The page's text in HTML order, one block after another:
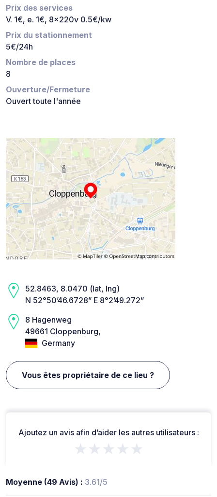
Prix des services
V. 1€, e. 1€, 8x220v 0.5€/kw
Prix du stationnement
5€/24h
Nombre de places
8
Ouverture/Fermeture
Ouvert toute l'année
52.8463, 8.0470 (lat, lng)
N 52°50’46.6728” E 8°2’49.272”
8 Hagenweg
49661 Cloppenburg,
Germany
Vous êtes propriétaire de ce lieu ?
Ajoutez un avis afin d’aider les autres utilisateurs :
★★★★★
Moyenne (49 Avis) : 3.61/5